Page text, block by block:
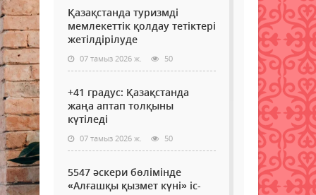
Қазақстанда туризмді
мемлекеттік қолдау тетіктері
жетілдірілуде
07 тамыз 2026 ж. 50
+41 градус: Қазақстанда
жаңа аптап толқыны
күтіледі
07 тамыз 2026 ж. 50
5547 әскери бөлімінде
«Алғашқы қызмет күні» іс-